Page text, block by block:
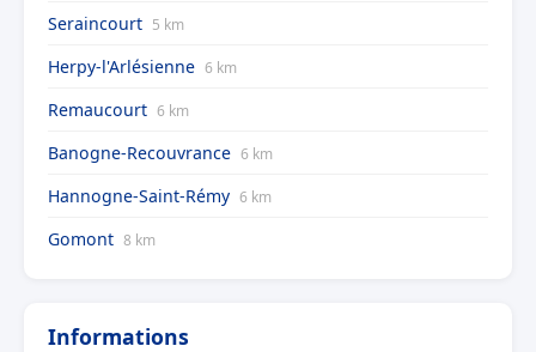
Seraincourt 5 km
Herpy-l'Arlésienne 6 km
Remaucourt 6 km
Banogne-Recouvrance 6 km
Hannogne-Saint-Rémy 6 km
Gomont 8 km
Informations